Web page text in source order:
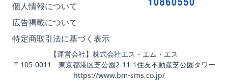
個人情報について
広告掲載について
特定商取引法に基づく表示
【運営会社】株式会社エス・エム・エス
〒105-0011 東京都港区芝公園2-11-1住友不動産芝公園タワー
https://www.bm-sms.co.jp/